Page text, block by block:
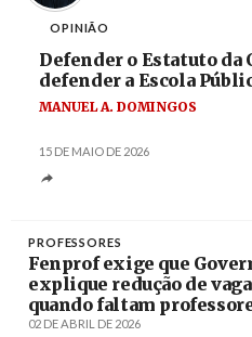
OPINIÃO
Defender o Estatuto da
defender a Escola
MANUEL A. DOMINGOS
15 DE MAIO DE 2026
PROFESSORES
Fenprof exige que
explique redução de
quando faltam
02 DE ABRIL DE 2026